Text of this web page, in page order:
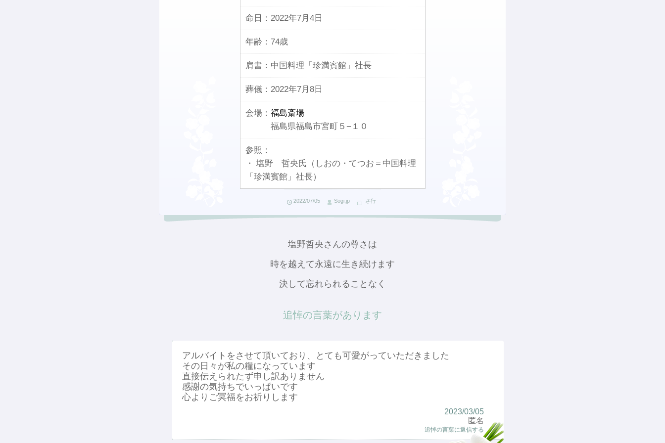
命日： 2022年7月4日
年齢： 74歳
肩書： 中国料理「珍満賓館」社長
葬儀： 2022年7月8日
会場： 福島斎場
福島県福島市宮町５−１０
参照：
・ 塩野 哲央氏（しおの・てつお＝中国料理
「珍満賓館」社長）
2022/07/05 Sogi.jp さ行
塩野哲央さんの尊さは
時を越えて永遠に生き続けます
決して忘れられることなく
追悼の言葉があります
アルバイトをさせて頂いており、とても可愛がっていただきました
その日々が私の糧になっています
直接伝えられたず申し訳ありません
感謝の気持ちでいっぱいです
心よりご冥福をお祈りします
2023/03/05
匿名
追悼の言葉に返信する